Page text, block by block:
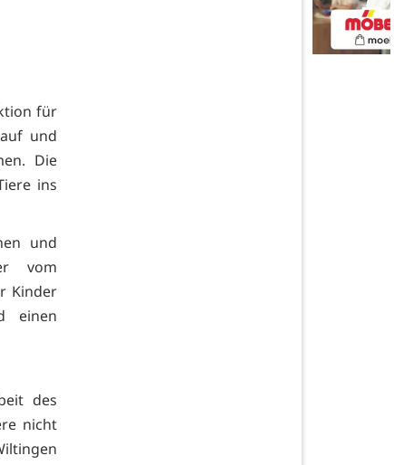
für
und
Die
ins
und
vom
Kinder
einen
des
nicht